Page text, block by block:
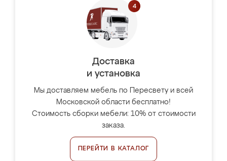
Доставка
и установка
Мы доставляем мебель по Пересвету и всей
Московской области бесплатно!
Стоимость сборки мебели: 10% от стоимости
заказа.
ПЕРЕЙТИ В КАТАЛОГ